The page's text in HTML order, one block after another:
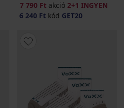
7 790 Ft akció 2+1 INGYEN
6 240 Ft kód GET20